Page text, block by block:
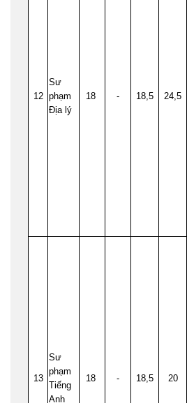
12
Sư
phạm
Địa lý
18 - 18,5 24,5
13
Sư
phạm
Tiếng
Anh
18 - 18,5 20